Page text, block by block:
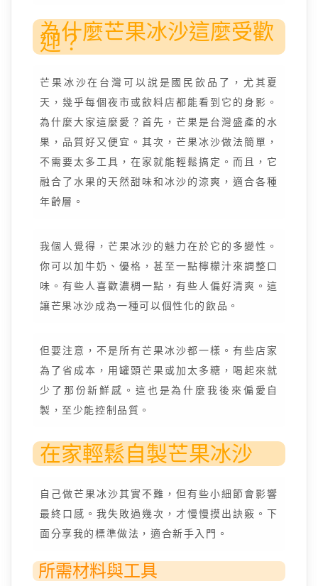
為什麼芒果冰沙這麼受歡
迎？
芒果冰沙在台灣可以說是國民飲品了，尤其夏
天，幾乎每個夜市或飲料店都能看到它的身影。
為什麼大家這麼愛？首先，芒果是台灣盛產的水
果，品質好又便宜。其次，芒果冰沙做法簡單，
不需要太多工具，在家就能輕鬆搞定。而且，它
融合了水果的天然甜味和冰沙的涼爽，適合各種
年齡層。
我個人覺得，芒果冰沙的魅力在於它的多變性。
你可以加牛奶、優格，甚至一點檸檬汁來調整口
味。有些人喜歡濃稠一點，有些人偏好清爽。這
讓芒果冰沙成為一種可以個性化的飲品。
但要注意，不是所有芒果冰沙都一樣。有些店家
為了省成本，用罐頭芒果或加太多糖，喝起來就
少了那份新鮮感。這也是為什麼我後來偏愛自
製，至少能控制品質。
在家輕鬆自製芒果冰沙
自己做芒果冰沙其實不難，但有些小細節會影響
最終口感。我失敗過幾次，才慢慢摸出訣竅。下
面分享我的標準做法，適合新手入門。
所需材料與工具